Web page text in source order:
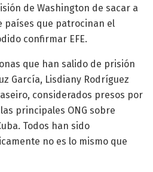
de Washington de sacar a
países que patrocinan el
confirmar EFE.
que han salido de prisión
García, Lisdiany Rodríguez
considerados presos por
principales ONG sobre
Todos han sido
no es lo mismo que